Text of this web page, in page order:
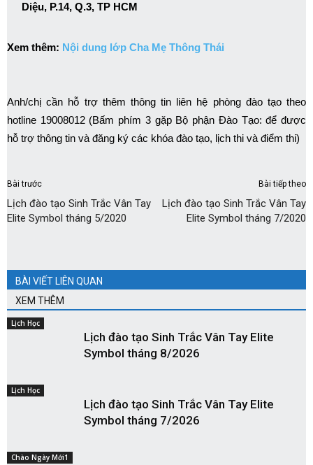
Diệu, P.14, Q.3, TP HCM
Xem thêm: Nội dung lớp Cha Mẹ Thông Thái
Anh/chị cần hỗ trợ thêm thông tin liên hệ phòng đào tạo theo
hotline 19008012 (Bấm phím 3 gặp Bộ phận Đào Tạo: để được
hỗ trợ thông tin và đăng ký các khóa đào tạo, lịch thi và điểm thi)
Bài trước
Lịch đào tạo Sinh Trắc Vân Tay
Elite Symbol tháng 5/2020
Bài tiếp theo
Lịch đào tạo Sinh Trắc Vân Tay
Elite Symbol tháng 7/2020
BÀI VIẾT LIÊN QUAN
XEM THÊM
Lịch Học
Lịch đào tạo Sinh Trắc Vân Tay Elite
Symbol tháng 8/2026
Lịch Học
Lịch đào tạo Sinh Trắc Vân Tay Elite
Symbol tháng 7/2026
Chào Ngày Mới1